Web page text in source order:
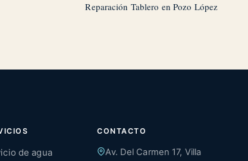
Reparación Tablero en Pozo López
de agua
CONTACTO
Av. Del Carmen 17, Villa